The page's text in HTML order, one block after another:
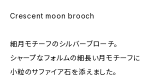
Crescent moon brooch
細月モチーフのシルバーブローチ。
シャープなフォルムの細長い月モチーフに
小粒のサファイア石を添えました。